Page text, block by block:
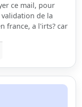
ce mail, pour
de la
france, a l'irts? car